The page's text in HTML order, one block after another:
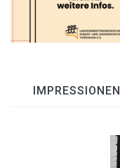
IMPRESSIONEN